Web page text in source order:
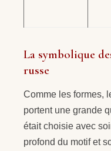
La symbolique
russe
Comme les formes,
portent une grande
était choisie avec
profond du motif et